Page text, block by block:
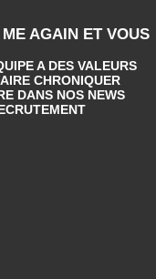
AGAIN ET VOUS
A DES VALEURS
CHRONIQUER
DANS NOS NEWS